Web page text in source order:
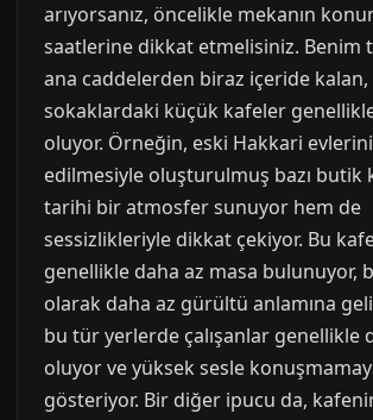
arıyorsanız, öncelikle mekanın
saatlerine dikkat etmelisiniz. Benim
ana caddelerden biraz içeride kalan,
sokaklardaki küçük kafeler
oluyor. Örneğin, eski Hakkari
edilmesiyle oluşturulmuş bazı butik
tarihi bir atmosfer sunuyor hem de
sessizlikleriyle dikkat çekiyor. Bu
genellikle daha az masa bulunuyor,
olarak daha az gürültü anlamına
bu tür yerlerde çalışanlar genellikle
oluyor ve yüksek sesle
gösteriyor. Bir diğer ipucu da,